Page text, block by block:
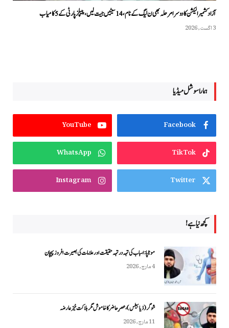
آزاد کشمیر الیکشن کا دوسرا مرحلہ بھی ن لیگ کے نام، 14 سیٹیں جیت لیں، پیپلزپارٹی کے 5 کامیاب
3 اگست, 2026
ہمارا سوشل میڈیا
Facebook
YouTube
TikTok
WhatsApp
Twitter
Instagram
کچھ نیا ہے!
موٹاپا: اسباب کی تہہ در تہہ حقیقت اور علامات کی بصیرت افروز پہچان
4 مارچ, 2026
شوگر (ذیابیطس)، عصرِ حاضر کا خاموش مگر ہلاکت خیز عارضہ
11 مارچ, 2026